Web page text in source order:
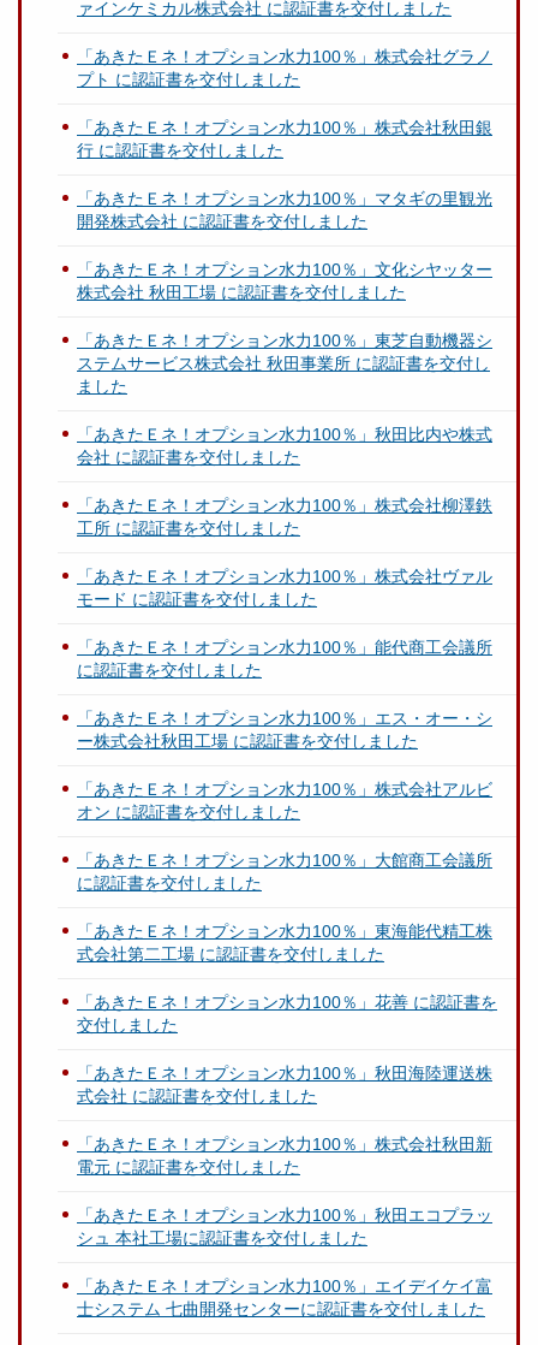
ァインケミカル株式会社 に認証書を交付しました
「あきたＥネ！オプション水力100％」株式会社グラノ
プト に認証書を交付しました
「あきたＥネ！オプション水力100％」株式会社秋田銀
行 に認証書を交付しました
「あきたＥネ！オプション水力100％」マタギの里観光
開発株式会社 に認証書を交付しました
「あきたＥネ！オプション水力100％」文化シヤッター
株式会社 秋田工場 に認証書を交付しました
「あきたＥネ！オプション水力100％」東芝自動機器シ
ステムサービス株式会社 秋田事業所 に認証書を交付し
ました
「あきたＥネ！オプション水力100％」秋田比内や株式
会社 に認証書を交付しました
「あきたＥネ！オプション水力100％」株式会社柳澤鉄
工所 に認証書を交付しました
「あきたＥネ！オプション水力100％」株式会社ヴァル
モード に認証書を交付しました
「あきたＥネ！オプション水力100％」能代商工会議所
に認証書を交付しました
「あきたＥネ！オプション水力100％」エス・オー・シ
ー株式会社秋田工場 に認証書を交付しました
「あきたＥネ！オプション水力100％」株式会社アルビ
オン に認証書を交付しました
「あきたＥネ！オプション水力100％」大館商工会議所
に認証書を交付しました
「あきたＥネ！オプション水力100％」東海能代精工株
式会社第二工場 に認証書を交付しました
「あきたＥネ！オプション水力100％」花善 に認証書を
交付しました
「あきたＥネ！オプション水力100％」秋田海陸運送株
式会社 に認証書を交付しました
「あきたＥネ！オプション水力100％」株式会社秋田新
電元 に認証書を交付しました
「あきたＥネ！オプション水力100％」秋田エコプラッ
シュ 本社工場に認証書を交付しました
「あきたＥネ！オプション水力100％」エイデイケイ富
士システム 七曲開発センターに認証書を交付しました